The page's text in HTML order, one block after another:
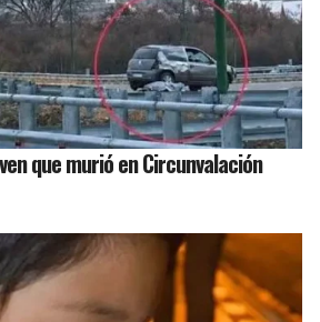
que murió en Circunvalación